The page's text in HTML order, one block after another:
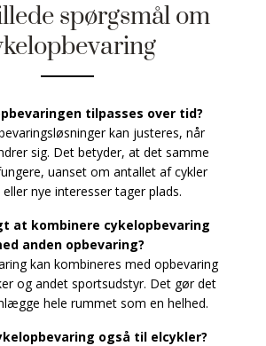
spørgsmål om
tilpasses over tid?
kan justeres, når
sig. Det betyder, at det samme
uanset om antallet af cykler
nye interesser tager plads.
at kombinere cykelopbevaring
anden opbevaring?
kan kombineres med opbevaring
og andet sportsudstyr. Det gør det
hele rummet som en helhed.
også til elcykler?